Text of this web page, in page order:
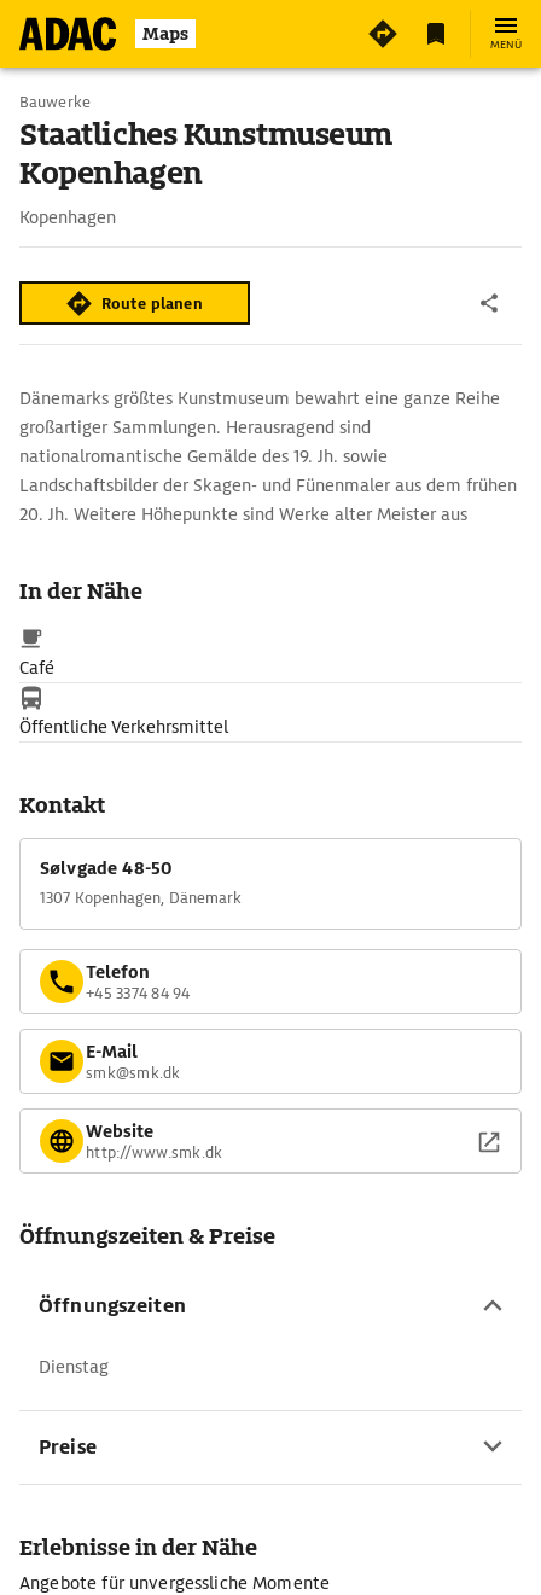
Maps MENÜ
Bauwerke
Staatliches Kunstmuseum
Kopenhagen
Kopenhagen
Route planen
Dänemarks größtes Kunstmuseum bewahrt eine ganze Reihe
großartiger Sammlungen. Herausragend sind
nationalromantische Gemälde des 19. Jh. sowie
Landschaftsbilder der Skagen- und Fünenmaler aus dem frühen
20. Jh. Weitere Höhepunkte sind Werke alter Meister aus
Henri Matisse und Emil Nolde.
In der Nähe
Café
Öffentliche Verkehrsmittel
Kontakt
Sølvgade 48-50
1307 Kopenhagen, Dänemark
Telefon
+45 3374 84 94
E-Mail
smk@smk.dk
Website
http://www.smk.dk
Öffnungszeiten & Preise
Öffnungszeiten
Dienstag
Preise
Erlebnisse in der Nähe
Angebote für unvergessliche Momente